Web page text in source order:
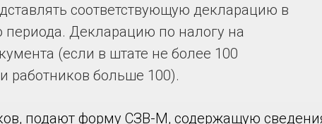
соответствующую декларацию в
периода. Декларацию по налогу на
(если в штате не более 100
работников больше 100).
подают форму СЗВ-М, содержащую